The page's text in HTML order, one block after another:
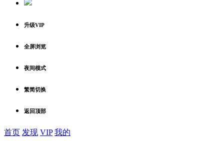
升级VIP
全屏浏览
夜间模式
繁简切换
返回顶部
首页 发现 VIP 我的